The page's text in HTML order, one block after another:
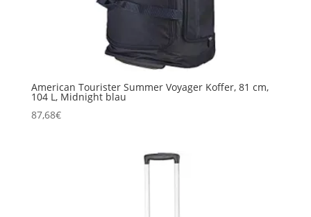
American Tourister Summer Voyager Koffer, 81 cm,
104 L, Midnight blau
87,68€